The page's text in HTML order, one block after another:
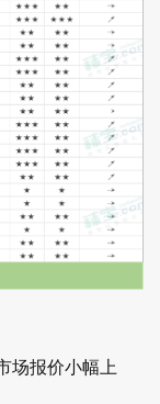
场报价小幅上